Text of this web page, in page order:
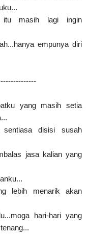
itu masih lagi ingin
empunya diri
yang masih setia
sentiasa disisi susah
jasa kalian yang
lebih menarik akan
hari-hari yang